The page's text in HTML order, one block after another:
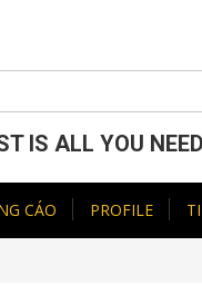
IS ALL YOU
CÁO PROFILE